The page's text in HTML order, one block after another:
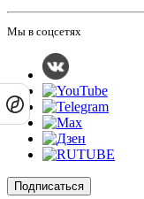
Мы в соцсетях
Подписаться